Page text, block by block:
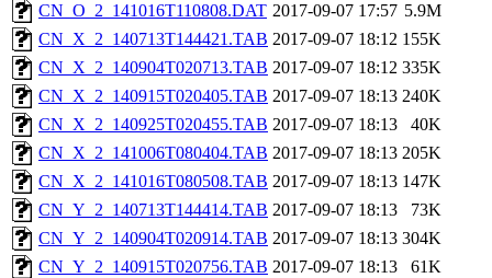
CN_O_2_141016T110808.DAT 2017-09-07 17:57 5.9M
CN_X_2_140713T144421.TAB 2017-09-07 18:12 155K
CN_X_2_140904T020713.TAB 2017-09-07 18:12 335K
CN_X_2_140915T020405.TAB 2017-09-07 18:13 240K
CN_X_2_140925T020455.TAB 2017-09-07 18:13
40K
CN_X_2_141006T080404.TAB 2017-09-07 18:13 205K
CN_X_2_141016T080508.TAB 2017-09-07 18:13 147K
CN_Y_2_140713T144414.TAB 2017-09-07 18:13
73K
CN_Y_2_140904T020914.TAB 2017-09-07 18:13 304K
CN_Y_2_140915T020756.TAB 2017-09-07 18:13
61K